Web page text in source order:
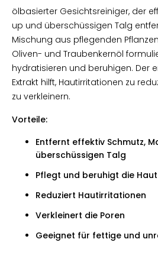
ölbasierter Gesichtsreiniger, der
up und überschüssigen Talg
Mischung aus pflegenden
Oliven- und Traubenkernöl
hydratisieren und beruhigen. Der
Extrakt hilft, Hautirritationen zu
zu verkleinern.
Vorteile:
Entfernt effektiv Schmutz,
überschüssigen Talg
Pflegt und beruhigt die Haut
Reduziert Hautirritationen
Verkleinert die Poren
Geeignet für fettige und